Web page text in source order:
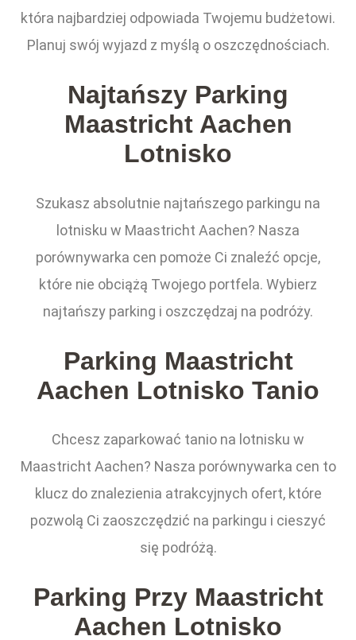
która najbardziej odpowiada Twojemu budżetowi.
Planuj swój wyjazd z myślą o oszczędnościach.
Najtańszy Parking
Maastricht Aachen
Lotnisko
Szukasz absolutnie najtańszego parkingu na
lotnisku w Maastricht Aachen? Nasza
porównywarka cen pomoże Ci znaleźć opcje,
które nie obciążą Twojego portfela. Wybierz
najtańszy parking i oszczędzaj na podróży.
Parking Maastricht
Aachen Lotnisko Tanio
Chcesz zaparkować tanio na lotnisku w
Maastricht Aachen? Nasza porównywarka cen to
klucz do znalezienia atrakcyjnych ofert, które
pozwolą Ci zaoszczędzić na parkingu i cieszyć
się podróżą.
Parking Przy Maastricht
Aachen Lotnisko